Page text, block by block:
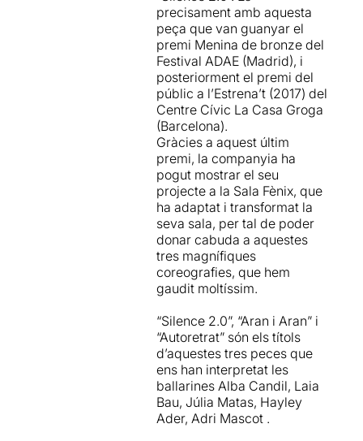
que las tres historias que
forman la obra (de aquí el
tituloTriología ,
entiendo)tienen la base
común del
autoconocimiento. Debe de
ser así realmente. Y no
obstante, cada una de ellas,
parece más un pedazo
escénico recosido con los
otros dos, que realmente
una pieza
plenamente integrada en
una única obra de tres
partes. Estepero,sin
embargo, se acaba
reduciendo en un pormenor
formal que no alcanza a
de la obra donde, se
ejemplifica una vez más,
que verdad y belleza
pueden ser sinónimos
perfectos.
precisament amb aquesta
peça que van guanyar el
premi Menina de bronze del
Festival ADAE (Madrid), i
posteriorment el premi del
públic a l’Estrena’t (2017) del
Centre Cívic La Casa Groga
(Barcelona).
Gràcies a aquest últim
premi, la companyia ha
pogut mostrar el seu
projecte a la Sala Fènix, que
ha adaptat i transformat la
seva sala, per tal de poder
donar cabuda a aquestes
tres magnífiques
coreografies, que hem
gaudit moltíssim.
“Silence 2.0”, “Aran i Aran” i
“Autoretrat” són els títols
d’aquestes tres peces que
ens han interpretat les
ballarines Alba Candil, Laia
Bau, Júlia Matas, Hayley
Ader, Adri Mascot .